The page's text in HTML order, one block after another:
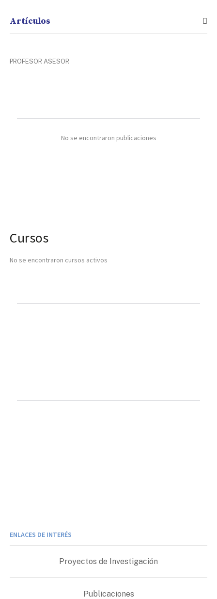
Artículos
PROFESOR ASESOR
No se encontraron publicaciones
Cursos
No se encontraron cursos activos
ENLACES DE INTERÉS
Proyectos de Investigación
Publicaciones